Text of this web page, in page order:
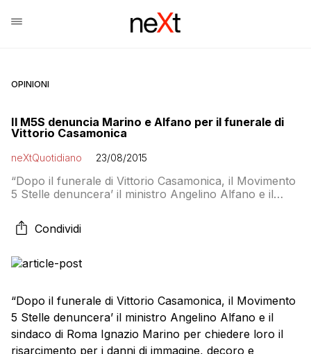
OPINIONI
Il M5S denuncia Marino e Alfano per il funerale di
Vittorio Casamonica
neXtQuotidiano 23/08/2015
“Dopo il funerale di Vittorio Casamonica, il Movimento
5 Stelle denuncera’ il ministro Angelino Alfano e il
risarcimento per i danni di immagine, decoro e
reputazione subiti a livello nazionale e internazionale”.
show di Vittorio […]
Condividi
“Dopo il funerale di Vittorio Casamonica, il Movimento
5 Stelle denuncera’ il ministro Angelino Alfano e il
sindaco di Roma Ignazio Marino per chiedere loro il
risarcimento per i danni di immagine, decoro e